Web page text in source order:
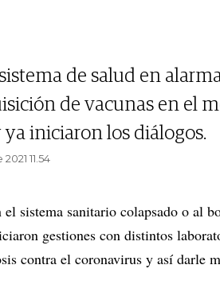
de salud en
de vacunas en el
iniciaron los diálogos.
11.54
el sistema sanitario colapsado o al
gestiones con distintos
contra el coronavirus y así darle